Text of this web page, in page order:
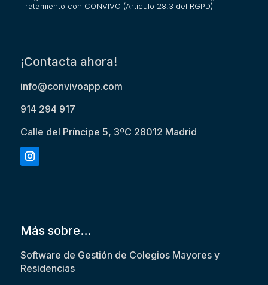
Tratamiento con CONVIVO (Artículo 28.3 del RGPD)
¡Contacta ahora!
info@convivoapp.com
914 294 917
Calle del Príncipe 5, 3ºC 28012 Madrid
Más sobre…
Software de Gestión de Colegios Mayores y
Residencias